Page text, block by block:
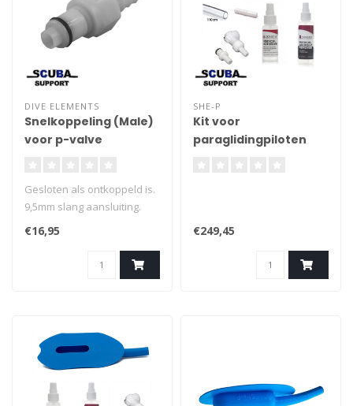
DIVE ELEMENTS
Snelkoppeling (Male)
voor p-valve
Gesloten als ontkoppeld is.
9,5mm slang aansluiting.
Past op de meeste
standaard p-valves.
€16,95
SHE-P
Kit voor
paraglidingpiloten
€249,45